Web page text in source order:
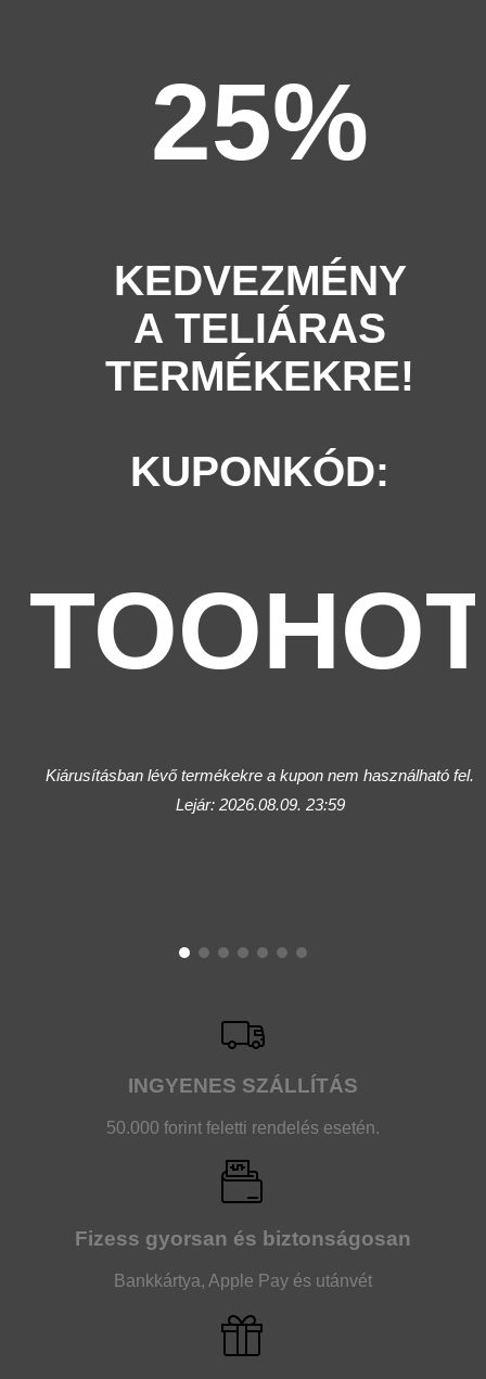
25%
KEDVEZMÉNY
A TELIÁRAS
TERMÉKEKRE!
KUPONKÓD:
Kiárusításban lévő termékekre a kupon nem használható fel.
Lejár: 2026.08.09. 23:59
INGYENES SZÁLLÍTÁS
50.000 forint feletti rendelés esetén.
Fizess gyorsan és biztonságosan
Bankkártya, Apple Pay és utánvét